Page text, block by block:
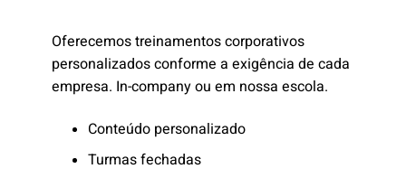
Oferecemos treinamentos corporativos
personalizados conforme a exigência de cada
empresa. In-company ou em nossa escola.
Conteúdo personalizado
Turmas fechadas